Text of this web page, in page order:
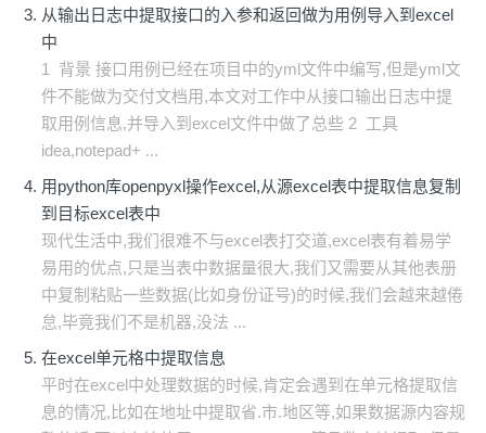
从输出日志中提取接口的入参和返回做为用例导入到excel
中
1 背景 接口用例已经在项目中的yml文件中编写,但是yml文
件不能做为交付文档用,本文对工作中从接口输出日志中提
取用例信息,并导入到excel文件中做了总些 2 工具
idea,notepad+ ...
用python库openpyxl操作excel,从源excel表中提取信息复制
到目标excel表中
现代生活中,我们很难不与excel表打交道,excel表有着易学
易用的优点,只是当表中数据量很大,我们又需要从其他表册
中复制粘贴一些数据(比如身份证号)的时候,我们会越来越倦
怠,毕竟我们不是机器,没法 ...
在excel单元格中提取信息
平时在excel中处理数据的时候,肯定会遇到在单元格提取信
息的情况,比如在地址中提取省.市.地区等,如果数据源内容规